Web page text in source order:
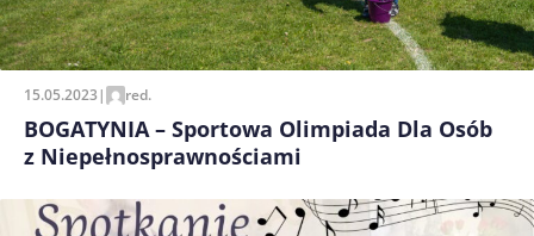
15.05.2023| red.
BOGATYNIA – Sportowa Olimpiada Dla Osób
z Niepełnosprawnościami